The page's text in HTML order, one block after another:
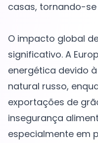
casas, tornando-
O impacto global
significativo. A
energética devido
natural russo,
exportações de
insegurança
especialmente em